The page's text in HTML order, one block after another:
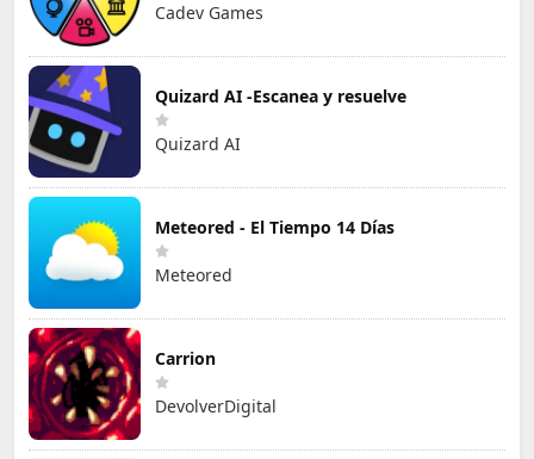
Cadev Games
Quizard AI -Escanea y resuelve
Quizard AI
Meteored - El Tiempo 14 Días
Meteored
Carrion
DevolverDigital